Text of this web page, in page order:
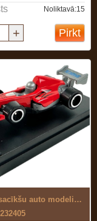
Noliktavā:15
+ Pirkt
Rotaļu sacīkšu auto modelis, metāla